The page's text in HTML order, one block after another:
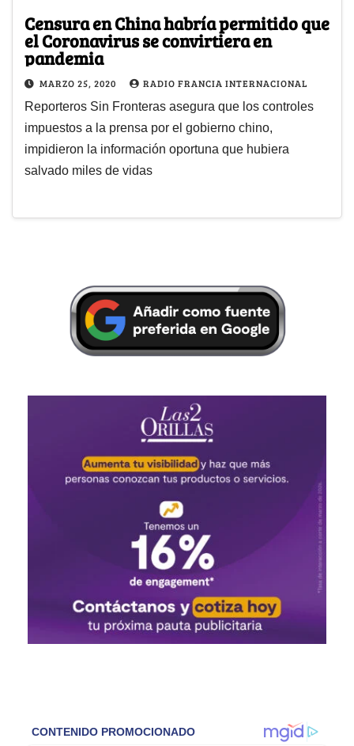
Censura en China habría permitido que
el Coronavirus se convirtiera en
pandemia
MARZO 25, 2020 RADIO FRANCIA INTERNACIONAL
Reporteros Sin Fronteras asegura que los controles
impuestos a la prensa por el gobierno chino,
impidieron la información oportuna que hubiera
salvado miles de vidas